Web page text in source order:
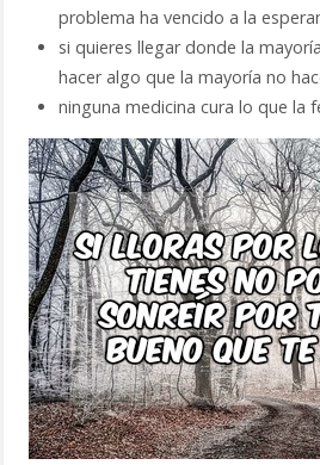
problema ha vencido a la
si quieres llegar donde la
hacer algo que la mayoría no
ninguna medicina cura lo que la